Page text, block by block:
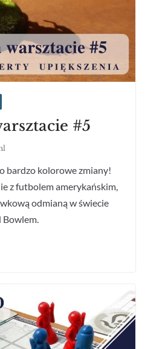
#5
bardzo kolorowe zmiany!
z futbolem amerykańskim,
odmianą w świecie
Bowlem.